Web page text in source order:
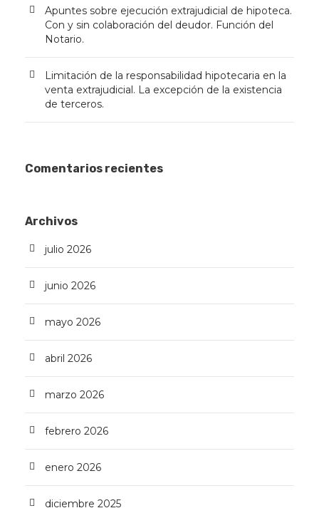
Apuntes sobre ejecución extrajudicial de hipoteca.
Con y sin colaboración del deudor. Función del
Notario.
Limitación de la responsabilidad hipotecaria en la
venta extrajudicial. La excepción de la existencia
de terceros.
Comentarios recientes
Archivos
julio 2026
junio 2026
mayo 2026
abril 2026
marzo 2026
febrero 2026
enero 2026
diciembre 2025